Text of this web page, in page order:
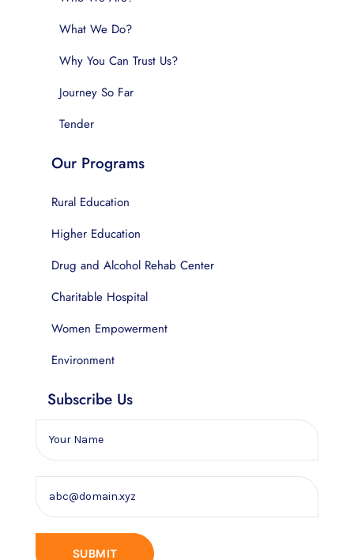
What We Do?
Why You Can Trust Us?
Journey So Far
Tender
Our Programs
Rural Education
Higher Education
Drug and Alcohol Rehab Center
Charitable Hospital
Women Empowerment
Environment
Subscribe Us